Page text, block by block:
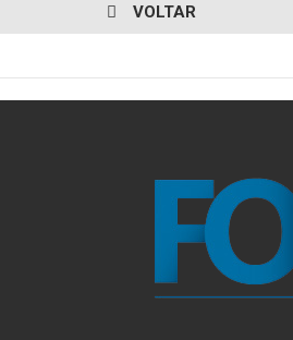
VOLTAR